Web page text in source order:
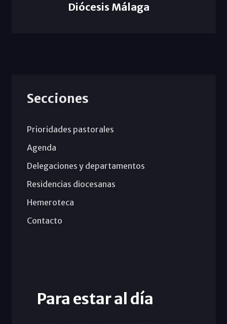
Diócesis Málaga
Secciones
Prioridades pastorales
Agenda
Delegaciones y departamentos
Residencias diocesanas
Hemeroteca
Contacto
Para estar al día